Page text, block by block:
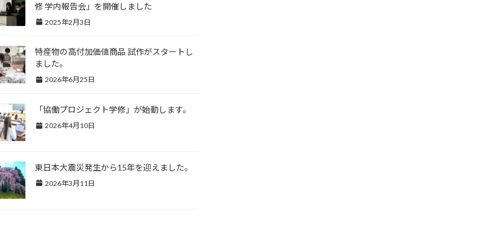
修 学内報告会」を開催しました
2025年2月3日
特産物の高付加価値商品 試作がスタートし
ました。
2026年6月25日
「協働プロジェクト学修」が始動します。
2026年4月10日
東日本大震災発生から15年を迎えました。
2026年3月11日